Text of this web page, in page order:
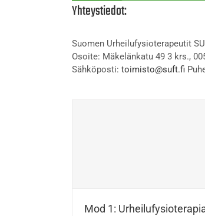
Yhteystiedot:
Suomen Urheilufysioterapeutit
Osoite: Mäkelänkatu 49 3 krs.,
Sähköposti: toimisto@suft.fi
Mod 1: